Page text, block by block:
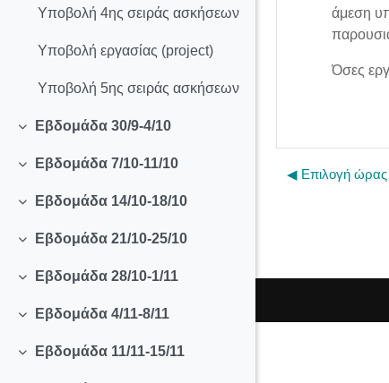
Υποβολή 4ης σειράς ασκήσεων
Υποβολή εργασίας (project)
Υποβολή 5ης σειράς ασκήσεων
Collapse
Εβδομάδα 30/9-4/10
Collapse
Εβδομάδα 7/10-11/10
Collapse
Εβδομάδα 14/10-18/10
Collapse
Εβδομάδα 21/10-25/10
Collapse
Εβδομάδα 28/10-1/11
Collapse
Εβδομάδα 4/11-8/11
Collapse
Εβδομάδα 11/11-15/11
άμεση
Όσες
◀︎ Επιλογή ώρας